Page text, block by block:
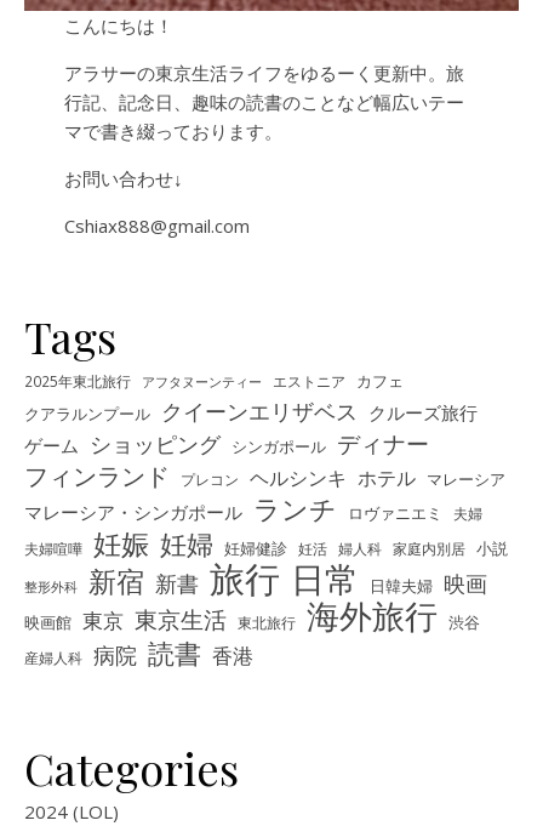
こんにちは！
アラサーの東京生活ライフをゆるーく更新中。旅
行記、記念日、趣味の読書のことなど幅広いテー
マで書き綴っております。
お問い合わせ↓
Cshiax888@gmail.com
Tags
2025年東北旅行 アフタヌーンティー エストニア カフェ
クアラルンプール クイーンエリザベス
クルーズ旅行
ゲーム
ショッピング シンガポール ディナー
フィンランド プレコン ヘルシンキ ホテル マレーシア
マレーシア・シンガポール ランチ ロヴァニエミ
夫婦
夫婦喧嘩 妊娠 妊婦 妊婦健診 妊活 婦人科 家庭内別居 小説
整形外科 新宿 新書 旅行 日常 日韓夫婦 映画
映画館 東京 東京生活 東北旅行 海外旅行 渋谷
産婦人科 病院 読書 香港
Categories
2024 (LOL)